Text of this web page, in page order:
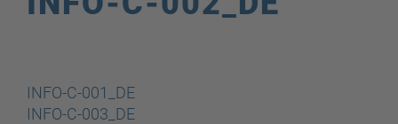
Beitragsnavigation
INFO-C-001_DE
INFO-C-003_DE